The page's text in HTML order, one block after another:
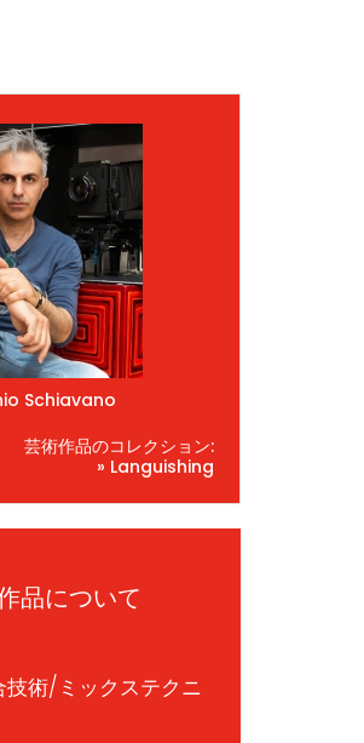
Schiavano
芸術作品のコレクション:
» Languishing
品について
術/ミックステクニ